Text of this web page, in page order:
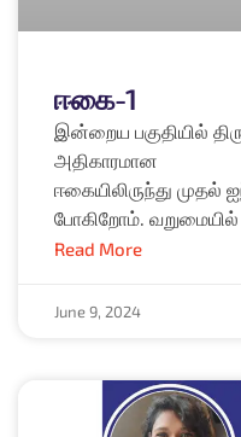
ஈகை-1
இன்றைய பகுதியில்
அதிகாரமான
ஈகையிலிருந்து முதல்
போகிறோம்.
Read More
June 9, 2024